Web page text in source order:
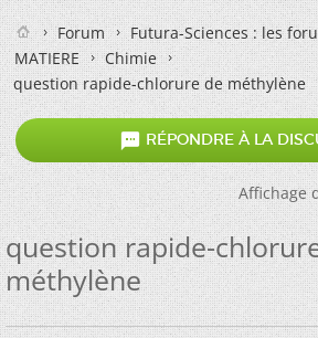
Forum
Futura-Sciences : les
MATIERE
Chimie
question rapide-chlorure de méthylène
 RÉPONDRE À LA
Affichage
question rapide-
méthylène